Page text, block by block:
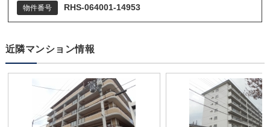
物件番号 RHS-064001-14953
近隣マンション情報